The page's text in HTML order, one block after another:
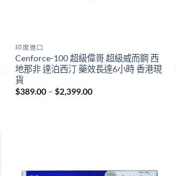
印度進口
Cenforce-100 超級偉哥 超級威而鋼 西
地那非 達泊西汀 藥效長達6小時 香港現
貨
$389.00 – $2,399.00Price